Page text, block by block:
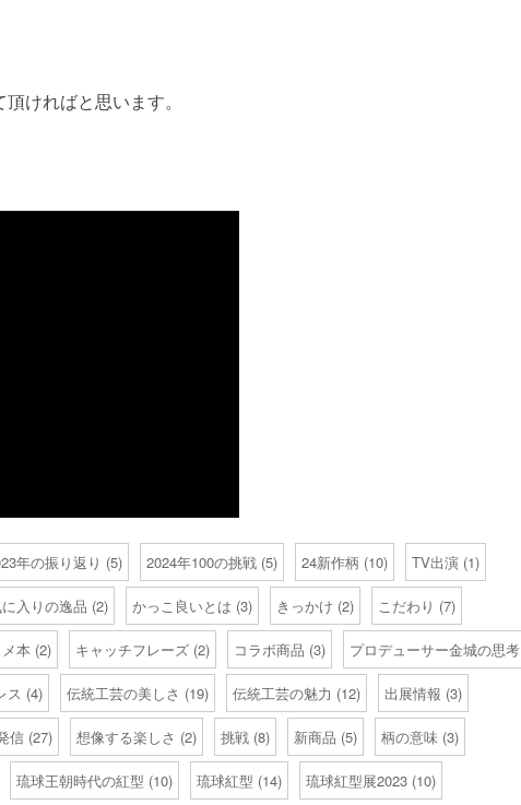
ければと思います。
年の振り返り (5) 2024年100の挑戦 (5) 24新作柄 (10) TV出演 (1)
入りの逸品 (2) かっこ良いとは (3) きっかけ (2) こだわり (7)
本 (2) キャッチフレーズ (2) コラボ商品 (3) プロデューサー金城の思考
ス (4) 伝統工芸の美しさ (19) 伝統工芸の魅力 (12) 出展情報 (3)
信 (27) 想像する楽しさ (2) 挑戦 (8) 新商品 (5) 柄の意味 (3)
琉球王朝時代の紅型 (10) 琉球紅型 (14) 琉球紅型展2023 (10)